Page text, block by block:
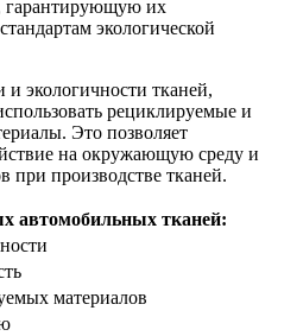
гарантирующую их
экологической
экологичности тканей,
рециклируемые и
Это позволяет
на окружающую среду и
при производстве тканей.
автомобильных тканей:
материалов